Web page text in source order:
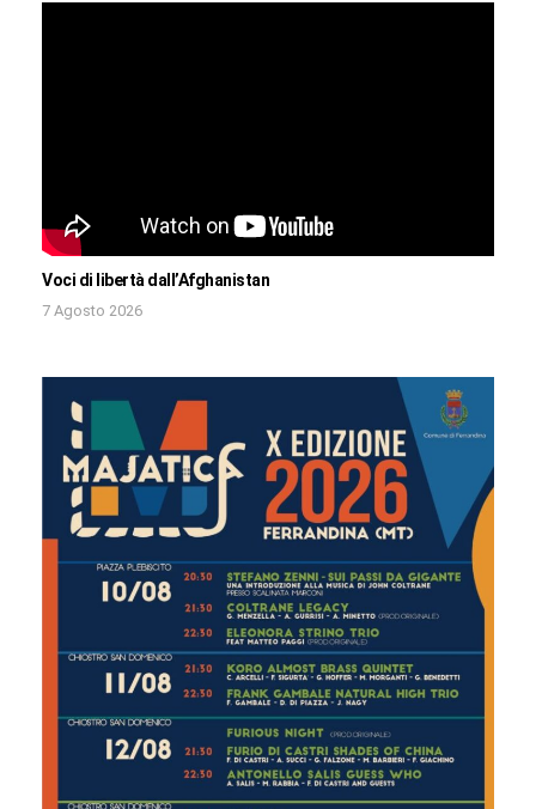
Voci di libertà dall’Afghanistan
7 Agosto 2026